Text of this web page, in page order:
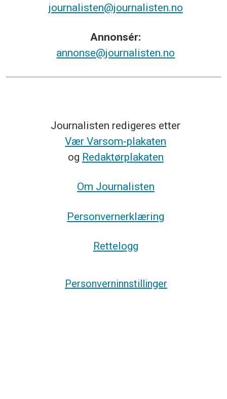
journalisten@journalisten.no
Annonsér:
annonse@journalisten.no
Journalisten redigeres etter
Vær Varsom-plakaten
og Redaktørplakaten
Om Journalisten
Personvernerklæring
Rettelogg
Personverninnstillinger